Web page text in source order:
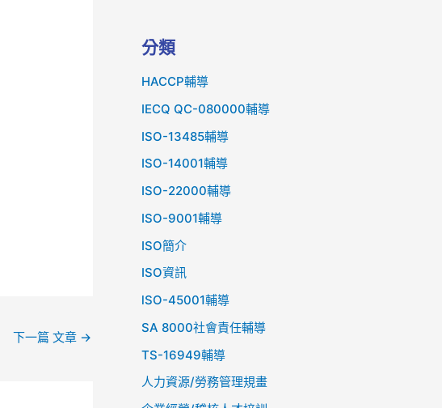
下一篇 文章 →
分類
HACCP輔導
IECQ QC-080000輔導
ISO-13485輔導
ISO-14001輔導
ISO-22000輔導
ISO-9001輔導
ISO簡介
ISO資訊
lSO-45001輔導
SA 8000社會責任輔導
TS-16949輔導
人力資源/勞務管理規畫